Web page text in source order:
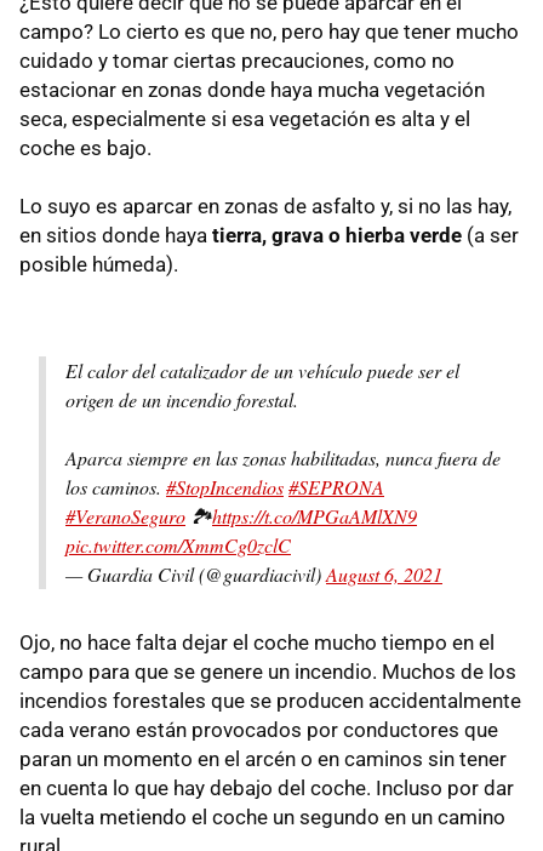
campo? Lo cierto es que no, pero hay que tener mucho
cuidado y tomar ciertas precauciones, como no
estacionar en zonas donde haya mucha vegetación
seca, especialmente si esa vegetación es alta y el
coche es bajo.
Lo suyo es aparcar en zonas de asfalto y, si no las hay,
en sitios donde haya tierra, grava o hierba verde (a ser
posible húmeda).
El calor del catalizador de un vehículo puede ser el
origen de un incendio forestal.
Aparca siempre en las zonas habilitadas, nunca fuera de
los caminos. #StopIncendios#SEPRONA
#VeranoSeguro 🏞https://t.co/MPGaAMlXN9
pic.twitter.com/XmmCg0zclC
— Guardia Civil (@guardiacivil)August 6, 2021
Ojo, no hace falta dejar el coche mucho tiempo en el
campo para que se genere un incendio. Muchos de los
incendios forestales que se producen accidentalmente
cada verano están provocados por conductores que
paran un momento en el arcén o en caminos sin tener
en cuenta lo que hay debajo del coche. Incluso por dar
la vuelta metiendo el coche un segundo en un camino
rural.